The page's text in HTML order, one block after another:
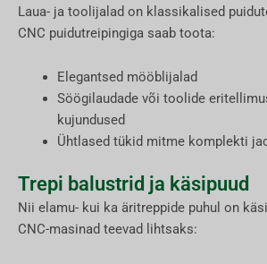
Laua- ja toolijalad on klassikalised
CNC puidutreipingiga saab toota:
Elegantsed mööblijalad
Söögilaudade või toolide
kujundused
Ühtlased tükid mitme komplekti
Trepi balustrid ja käsipuud
Nii elamu- kui ka äritreppide puhul on
CNC-masinad teevad lihtsaks: